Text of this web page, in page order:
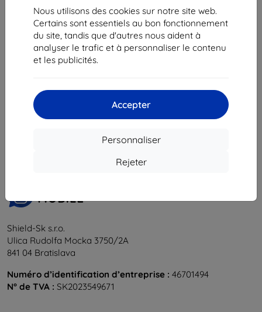
Nous utilisons des cookies sur notre site web.
Certains sont essentiels au bon fonctionnement
du site, tandis que d'autres nous aident à
analyser le trafic et à personnaliser le contenu
et les publicités.
Accepter
Personnaliser
Rejeter
20,90 €
18,82 €
En stock 4 pièces
du total
Shield-Sk s.r.o.
Ulica Rudolfa Mocka 3750/2A
841 04 Bratislava
Numéro d’identification d’entreprise : 46701494
N° de TVA : SK2023549671